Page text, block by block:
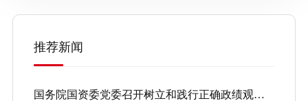
推荐新闻
国务院国资委党委召开树立和践行正确政绩观学习教育督导组工作座谈会暨第二批督导工作部署会